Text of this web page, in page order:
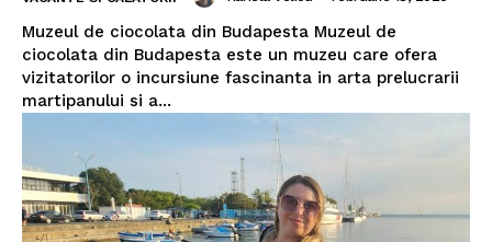
Muzeul de ciocolata din Budapesta Muzeul de
ciocolata din Budapesta este un muzeu care ofera
vizitatorilor o incursiune fascinanta in arta prelucrarii
martipanului si a...